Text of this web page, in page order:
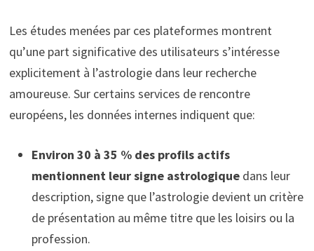
Les études menées par ces plateformes montrent
qu’une part significative des utilisateurs s’intéresse
explicitement à l’astrologie dans leur recherche
amoureuse. Sur certains services de rencontre
européens, les données internes indiquent que:
Environ 30 à 35 % des profils actifs
mentionnent leur signe astrologiquedans leur
description, signe que l’astrologie devient un critère
de présentation au même titre que les loisirs ou la
profession.